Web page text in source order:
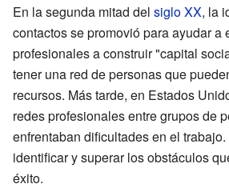
En la segunda mitad del siglo XX, la
contactos se promovió para ayudar a
profesionales a construir "capital
tener una red de personas que
recursos. Más tarde, en Estados
redes profesionales entre grupos de
enfrentaban dificultades en el
identificar y superar los obstáculos
éxito.